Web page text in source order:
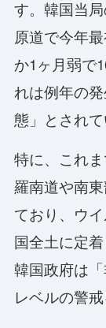
す。韓国当
原道で今年
か1ヶ月弱で
れは例年の
態」とされて
特に、これ
羅南道や南
ており、ウ
国全土に定
韓国政府は
レベルの警